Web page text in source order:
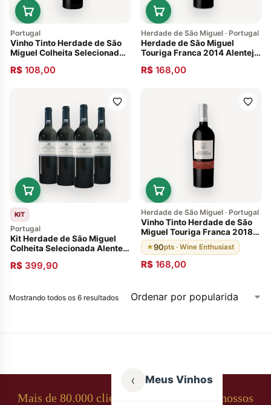
Portugal
Vinho Tinto Herdade de São
Miguel Colheita Selecionada
R$ 108,00
Herdade de São Miguel · Portugal
Herdade de São Miguel
Touriga Franca 2014 Alentejo
R$ 168,00
KIT
Portugal
Kit Herdade de São Miguel
Colheita Selecionada Alentejo
R$ 399,90
Herdade de São Miguel · Portugal
Vinho Tinto Herdade de São
Miguel Touriga Franca 2018
Alentejo Portugal
★90pts · Wine Enthusiast
R$ 168,00
Mostrando todos os 6 resultados
‹ Meus Vinhos
Mais de 80.000 clientes apaixonados por nossos